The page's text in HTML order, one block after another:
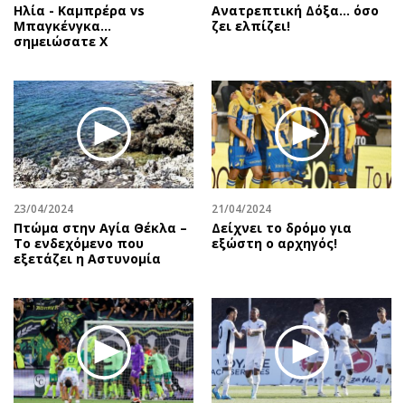
Ηλία - Καμπρέρα vs
Μπαγκένγκα...
σημειώσατε Χ
Ανατρεπτική Δόξα… όσο
ζει ελπίζει!
23/04/2024
Πτώμα στην Αγία Θέκλα –
Το ενδεχόμενο που
εξετάζει η Αστυνομία
21/04/2024
Δείχνει το δρόμο για
εξώστη ο αρχηγός!